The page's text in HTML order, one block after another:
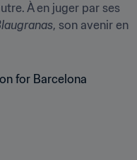
À en juger par ses
, son avenir en